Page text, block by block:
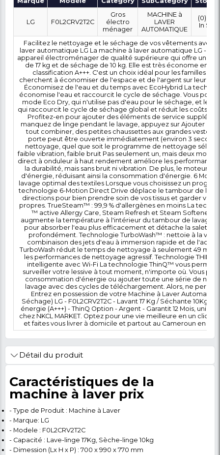
OÙ SOUHAITEZ-VOUS ÊTRE LIVRÉ ?
Coût :0 FCFA
POLITIQUE DE RETOUR
Marque Modèle Category
LG F0L2CRV2T2C
Gros
électro
ménager
LAVER
Facilitez le nettoyage et le séchage de vos
laver automatique LG La machine à laver
appareil électroménager de qualité supérieure
de 17 kg et de séchage de 10 kg. Elle est très
classification A+++. C'est un choix idéal pour
cherchent à économiser de l'espace et de
Économisez de l'eau et du temps avec
économise l'eau et raccourcit le cycle de
mode Eco Dry, qui n'utilise pas d'eau pour le
qui raccourcit le cycle de séchage global et
Profitez-en pour ajouter des éléments de
manquez de linge pendant le lavage, appuyez
tout combiner, des petites chaussettes aux
porte peut être ouverte immédiatement
nettoyage, quel que soit le programme de
faible vibration, faible bruit Pas seulement un,
direct à onduleur à haut rendement améliore
d'énergie, réduisant ainsi la consommation
lavage optimal des textiles Lorsque vous
technologie 6-Motion Direct Drive déplace le
directions pour bien prendre soin de vos tissus
propres. TrueSteam™ : 99,9 % d'allergènes en
™ active Allergy Care, Steam Refresh et
augmente la température à l'intérieur du
pour absorber l'eau plus efficacement et